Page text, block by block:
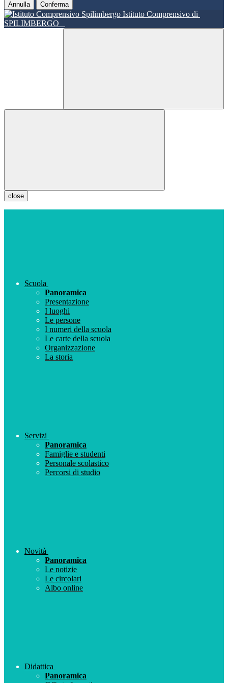
Annulla Conferma
Istituto Comprensivo di
SPILIMBERGO
close
Scuola
Panoramica
Presentazione
I luoghi
Le persone
I numeri della scuola
Le carte della scuola
Organizzazione
La storia
Servizi
Panoramica
Famiglie e studenti
Personale scolastico
Percorsi di studio
Novità
Panoramica
Le notizie
Le circolari
Albo online
Didattica
Panoramica